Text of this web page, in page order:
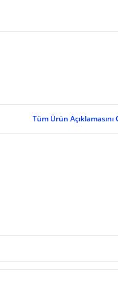
Tüm Ürün Açıklamasını